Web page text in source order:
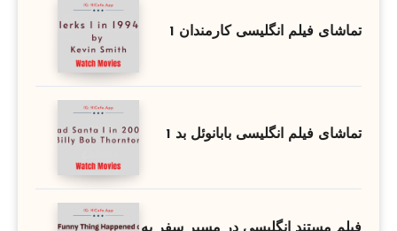
تماشای فیلم انگلیسی کارمندان 1
تماشای فیلم انگلیسی بابانوئل بد 1